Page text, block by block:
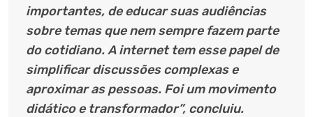
importantes, de educar suas audiências
sobre temas que nem sempre fazem parte
do cotidiano. A internet tem esse papel de
simplificar discussões complexas e
aproximar as pessoas. Foi um movimento
didático e transformador”, concluiu.